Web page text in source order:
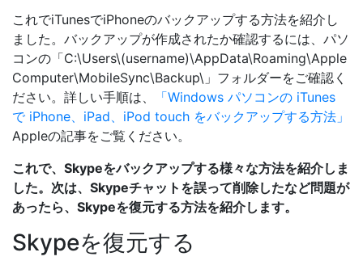
これでiTunesでiPhoneのバックアップする方法を紹介し
ました。バックアップが作成されたか確認するには、パソ
コンの「C:\Users\(username)\AppData\Roaming\Apple
Computer\MobileSync\Backup\」フォルダーをご確認く
ださい。詳しい手順は、
「Windows パソコンの iTunes
で iPhone、iPad、iPod touch をバックアップする方法」
Appleの記事をご覧ください。
これで、Skypeをバックアップする様々な方法を紹介しま
した。次は、Skypeチャットを誤って削除したなど問題が
あったら、Skypeを復元する方法を紹介します。
Skypeを復元する